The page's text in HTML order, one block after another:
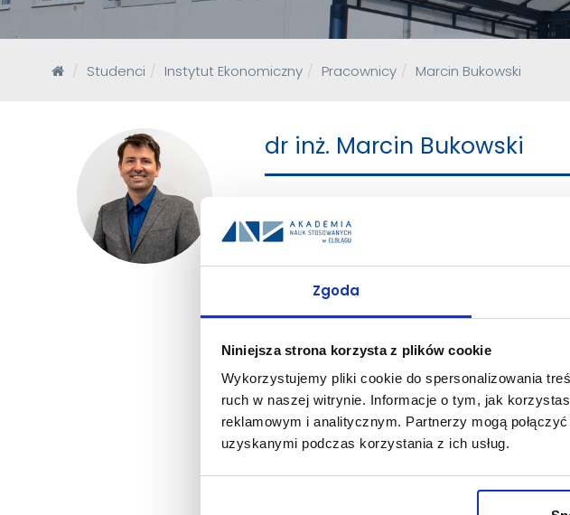
Zgoda
Niniejsza strona korzysta z plików cookie
Wykorzystujemy pliki cookie do spersonalizowania
ruch w naszej witrynie. Informacje o tym, jak
reklamowym i analitycznym. Partnerzy mogą
uzyskanymi podczas korzystania z ich usług.
Studenci Instytut Ekonomiczny Pracownicy Marcin Bukowski
dr inż. Marcin Bukowski
Stanowisko:adiunkt
Tematyka badań naukowych
ekonomika środowiska, polityka energetyczna UE ze
Prowadzone przedmioty
Analiza ekonomiczna, Analiza ekonomiczno-finansowa
prognozowanie procesów gospodarczych, Matematyka
dyplomowe, Zarządzanie projektami-do wyboru